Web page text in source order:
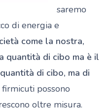
saremo
di energia e
come la nostra,
quantità di cibo ma è il
di cibo, ma di
possono
oltre misura.